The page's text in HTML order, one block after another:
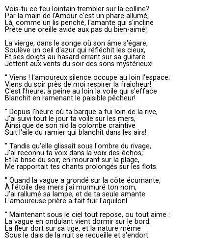
Vois-tu ce feu lointain trembler sur la colline?
Par la main de l'Amour c'est un phare allumé;
Là, comme un lis penché, l'amante qui s'incline
Prête une oreille avide aux pas du bien-aimé!
La vierge, dans le songe où son âme s'égare,
Soulève un oeil d'azur qui réfléchit les cieux,
Et ses doigts au hasard errant sur sa guitare
Jettent aux vents du soir des sons mystérieux!
" Viens ! l'amoureux silence occupe au loin l'espace;
Viens du soir près de moi respirer la fraîcheur!
C'est l'heure; à peine au loin la voile qui s'efface
Blanchit en ramenant le paisible pêcheur!
" Depuis l'heure où ta barque a fui loin de la rive,
J'ai suivi tout le jour ta voile sur les mers,
Ainsi que de son nid la colombe craintive
Suit l'aile du ramier qui blanchit dans les airs!
" Tandis qu'elle glissait sous l'ombre du rivage,
J'ai reconnu ta voix dans la voix des échos;
Et la brise du soir, en mourant sur la plage,
Me rapportait tes chants prolongés sur les flots.
" Quand la vague a grondé sur la côte écumante,
À l'étoile des mers j'ai murmuré ton nom,
J'ai rallumé sa lampe, et de ta seule amante
L'amoureuse prière a fait fuir l'aquilonl
" Maintenant sous le ciel tout repose, ou tout aime :
La vague en ondulant vient dormir sur le bord;
La fleur dort sur sa tige, et la nature même
Sous le dais de la nuit se recueille et s'endort.